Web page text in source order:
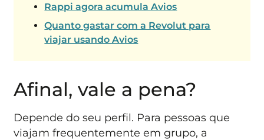
Rappi agora acumula Avios
Quanto gastar com a Revolut para
viajar usando Avios
Afinal, vale a pena?
Depende do seu perfil. Para pessoas que
viajam frequentemente em grupo, a